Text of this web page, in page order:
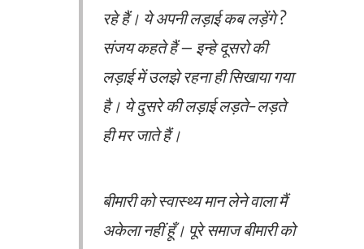
रहे हैं। ये अपनी लड़ाई कब लड़ेंगे ?
संजय कहते हैं – इन्हे दूसरो की
लड़ाई में उलझे रहना ही सिखाया गया
है। ये दुसरे की लड़ाई लड़ते-लड़ते
ही मर जाते हैं।
बीमारी को स्वास्थ्य मान लेने वाला मैं
अकेला नहीं हूँ। पूरे समाज बीमारी को